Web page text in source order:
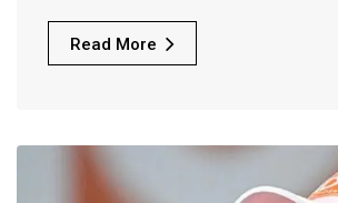
Read More